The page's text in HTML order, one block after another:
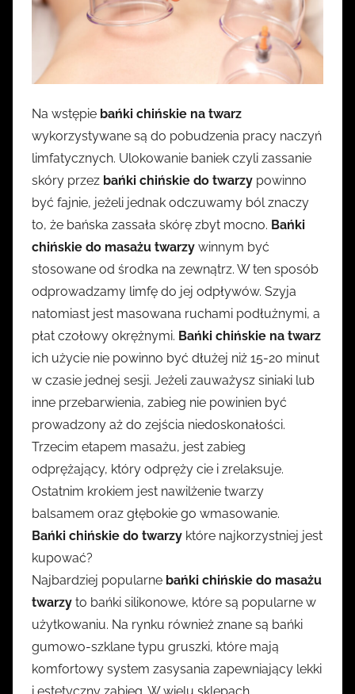
Na wstępie bańki chińskie na twarz
wykorzystywane są do pobudzenia pracy naczyń
limfatycznych. Ulokowanie baniek czyli zassanie
skóry przez bańki chińskie do twarzy powinno
być fajnie, jeżeli jednak odczuwamy ból znaczy
to, że bańska zassała skórę zbyt mocno. Bańki
chińskie do masażu twarzy winnym być
stosowane od środka na zewnątrz. W ten sposób
odprowadzamy limfę do jej odpływów. Szyja
natomiast jest masowana ruchami podłużnymi, a
płat czołowy okrężnymi. Bańki chińskie na twarz
ich użycie nie powinno być dłużej niż 15-20 minut
w czasie jednej sesji. Jeżeli zauważysz siniaki lub
inne przebarwienia, zabieg nie powinien być
prowadzony aż do zejścia niedoskonałości.
Trzecim etapem masażu, jest zabieg
odprężający, który odpręży cie i zrelaksuje.
Ostatnim krokiem jest nawilżenie twarzy
balsamem oraz głębokie go wmasowanie.
Bańki chińskie do twarzy które najkorzystniej jest
kupować?
Najbardziej popularne bańki chińskie do masażu
twarzy to bańki silikonowe, które są popularne w
użytkowaniu. Na rynku również znane są bańki
gumowo-szklane typu gruszki, które mają
komfortowy system zasysania zapewniający lekki